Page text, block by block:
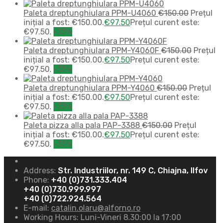
Paleta dreptunghiulara PPM-U4060 €150.00 Prețul
inițial a fost: €150.00.€97.50Prețul curent este:
€97.50. -35%
Paleta dreptunghiulara PPM-Y4060F €150.00 Prețul
inițial a fost: €150.00.€97.50Prețul curent este:
€97.50. -35%
Paleta dreptunghiulara PPM-Y4060 €150.00 Prețul
inițial a fost: €150.00.€97.50Prețul curent este:
€97.50. -35%
Paleta pizza alla pala PAP-3388 €150.00 Prețul
inițial a fost: €150.00.€97.50Prețul curent este:
€97.50. -35%
Address: Str. Industriilor, nr. 149 C, Chiajna, Ilfov
Phone: +40 (0)731.333.404
+40 (0)730.999.997
+40 (0)722.924.564
E-mail: catalin.olaru@alforno.ro
Working Hours: Luni-Vineri 8.30:00 la 17:00